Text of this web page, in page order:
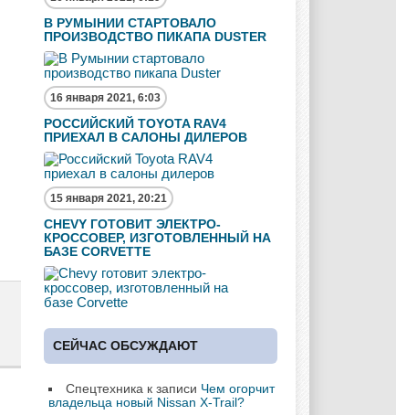
В РУМЫНИИ СТАРТОВАЛО
ПРОИЗВОДСТВО ПИКАПА DUSTER
16 января 2021, 6:03
РОССИЙСКИЙ TOYOTA RAV4
ПРИЕХАЛ В САЛОНЫ ДИЛЕРОВ
15 января 2021, 20:21
CHEVY ГОТОВИТ ЭЛЕКТРО-
КРОССОВЕР, ИЗГОТОВЛЕННЫЙ НА
БАЗЕ CORVETTE
СЕЙЧАС ОБСУЖДАЮТ
Спецтехника к записи Чем огорчит
владельца новый Nissan X-Trail?